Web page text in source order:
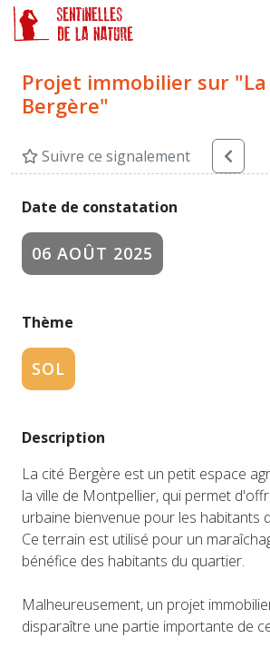
Projet immobilier sur "La
Bergère"
Suivre ce signalement
Date de constatation
06 AOÛT 2025
Thème
SOL
Description
La cité Bergère est un petit espace
la ville de Montpellier, qui permet
urbaine bienvenue pour les habitants
Ce terrain est utilisé pour un
bénéfice des habitants du quartier.
Malheureusement, un projet
disparaître une partie importante de
Panneau de gestion des cookies